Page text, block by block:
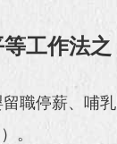
工作法
職停薪、哺
。